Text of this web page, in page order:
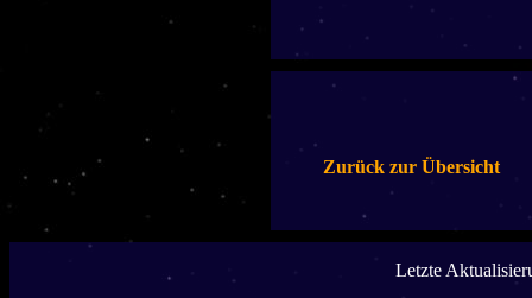
Zurück zur Übersicht
Letzte